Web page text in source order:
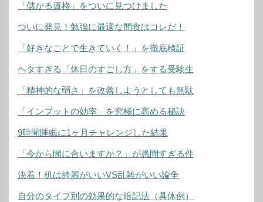
「儲かる資格」をついに見つけました
ついに発見！勉強に最適な間食はコレだ！
「好きなことで生きていく！」を徹底検証
ヘタすぎる「休日のすごし方」をする受験生
「精神的な弱さ」を改善しようとしても無駄
「インプットの効率」を究極に高める秘訣
9時間睡眠に1ヶ月チャレンジした結果
「今から間に合いますか？」が愚問すぎる件
決着！机は綺麗がいいVS乱雑がいい論争
自分のタイプ別の効果的な暗記法（具体例）